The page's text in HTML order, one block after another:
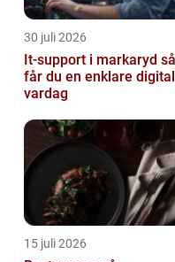
30 juli 2026
It-support i markaryd så
får du en enklare digital
vardag
15 juli 2026